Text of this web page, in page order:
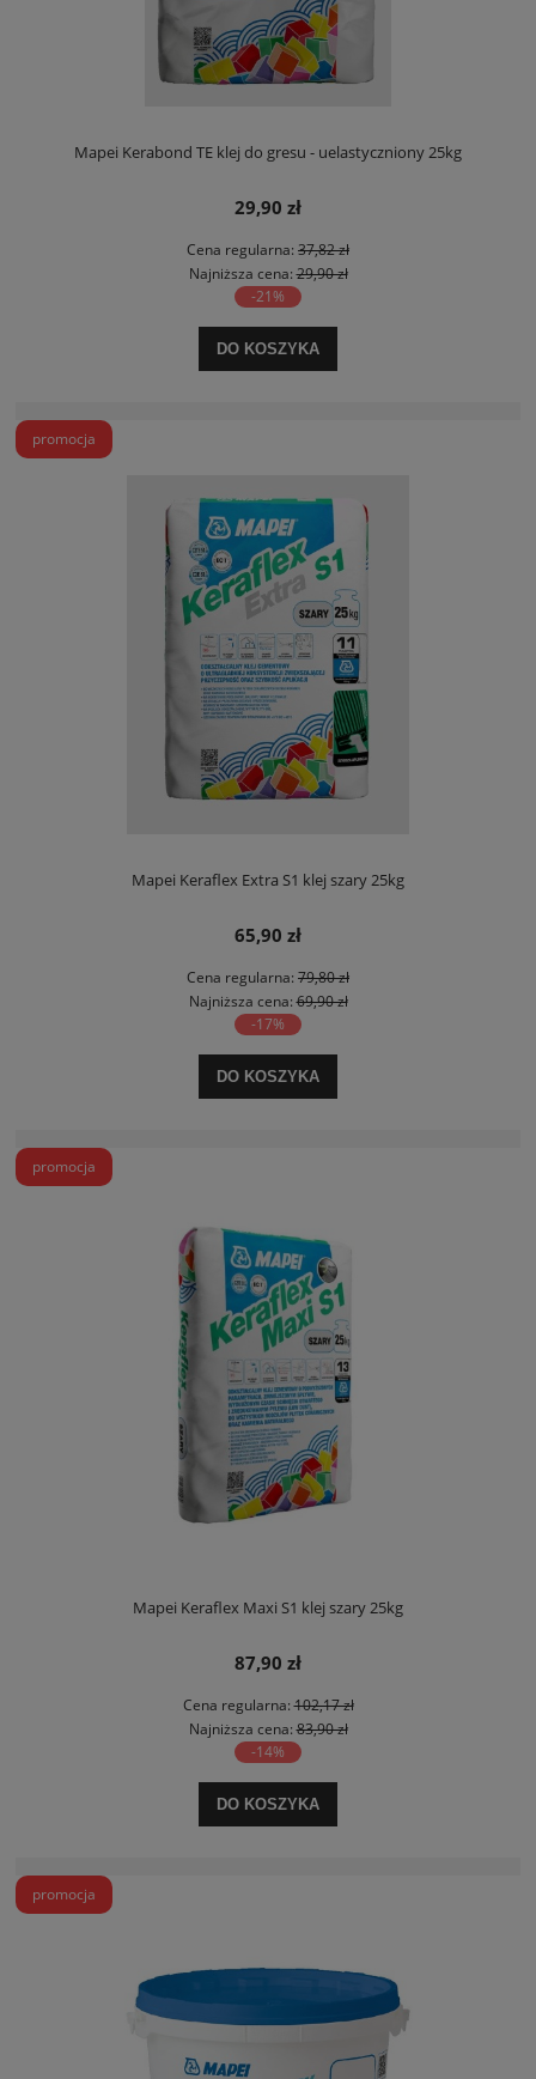
Mapei Kerabond TE klej do gresu - uelastyczniony 25kg
29,90 zł
Cena regularna: 37,82 zł
Najniższa cena:29,90 zł
-21%
DO KOSZYKA
Mapei Keraflex Extra S1 klej szary 25kg
65,90 zł
Cena regularna: 79,80 zł
Najniższa cena:69,90 zł
-17%
DO KOSZYKA
promocja
Mapei Keraflex Maxi S1 klej szary 25kg
87,90 zł
Cena regularna:102,17 zł
Najniższa cena:83,90 zł
-14%
DO KOSZYKA
promocja
promocja